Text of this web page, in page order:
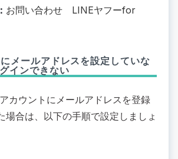
お問い合わせ LINEヤフーfor
メールアドレスを設定していな
インできない
カウントにメールアドレスを登録
場合は、以下の手順で設定しましょ